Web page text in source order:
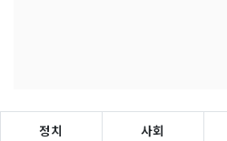
정치 사회